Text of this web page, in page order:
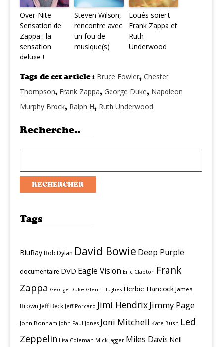
Over-Nite
Sensation de
Zappa : la
sensation
deluxe !
Steven Wilson,
rencontre avec
un fou de
musique(s)
Loués soient
Frank Zappa et
Ruth
Underwood
Tags de cet article : Bruce Fowler, Chester
Thompson, Frank Zappa, George Duke, Napoleon
Murphy Brock, Ralph H, Ruth Underwood
Recherche..
Tags
BluRayBob Dylan David Bowie Deep Purple
documentaire DVD Eagle Vision Eric Clapton Frank
Zappa George Duke Glenn Hughes Herbie HancockJames
Brown Jeff Beck Jeff Porcaro Jimi HendrixJimmy Page
John Bonham John Paul Jones Joni Mitchell Kate Bush Led
Zeppelin Lisa Coleman Mick Jagger Miles Davis Neil